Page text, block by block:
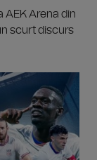
AEK Arena din
scurt discurs